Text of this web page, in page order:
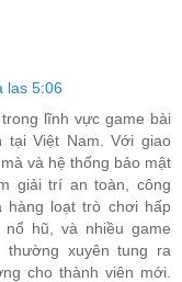
las 5:06
lĩnh vực game bài
Việt Nam. Với giao
và hệ thống bảo mật
giải trí an toàn, công
hàng loạt trò chơi hấp
hũ, và nhiều game
thường xuyên tung ra
cho thành viên mới.